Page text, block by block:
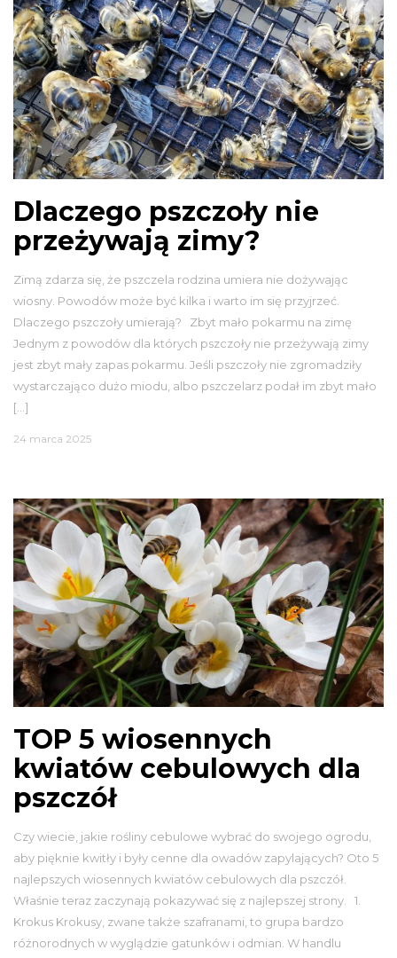
Dlaczego pszczoły nie
przeżywają zimy?
Zimą zdarza się, że pszczela rodzina umiera nie dożywając
wiosny. Powodów może być kilka i warto im się przyjrzeć.
Dlaczego pszczoły umierają? Zbyt mało pokarmu na zimę
Jednym z powodów dla których pszczoły nie przeżywają zimy
jest zbyt mały zapas pokarmu. Jeśli pszczoły nie zgromadziły
wystarczająco dużo miodu, albo pszczelarz podał im zbyt mało
[…]
24 marca 2025
TOP 5 wiosennych
kwiatów cebulowych dla
pszczół
Czy wiecie, jakie rośliny cebulowe wybrać do swojego ogrodu,
aby pięknie kwitły i były cenne dla owadów zapylających? Oto 5
najlepszych wiosennych kwiatów cebulowych dla pszczół.
Właśnie teraz zaczynają pokazywać się z najlepszej strony. 1.
Krokus Krokusy, zwane także szafranami, to grupa bardzo
różnorodnych w wyglądzie gatunków i odmian. W handlu